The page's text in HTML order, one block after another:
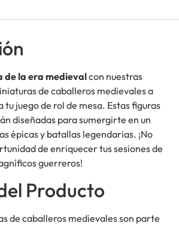
de la era medievalcon nuestras
de caballeros medievales a
juego de rol de mesa. Estas figuras
diseñadas para sumergirte en un
épicas y batallas legendarias. ¡No
de enriquecer tus sesiones de
guerreros!
Producto
de caballeros medievales son parte